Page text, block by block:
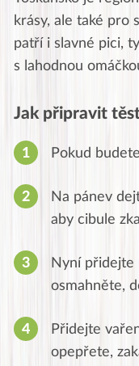
krásy, ale také pro
patří i slavné pici,
s lahodnou
Jak připravit
Pokud
Na pánev
aby cibule
Nyní přidejte
osmahněte,
Přidejte
opepřete,